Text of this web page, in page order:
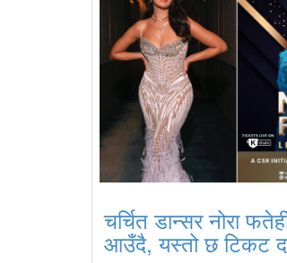
चर्चित डान्सर नोरा
आउँदै, यस्तो छ टिकट